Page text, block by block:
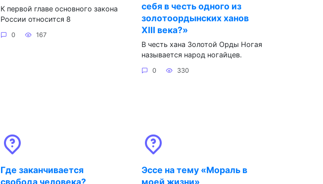
К первой главе основного закона
России относится 8
0 167
себя в честь одного из
золотоордынских ханов
XIII века?»
В честь хана Золотой Орды Ногая
называется народ ногайцев.
0 330
Где заканчивается
свобода человека?
Эссе на тему «Мораль в
моей жизни»